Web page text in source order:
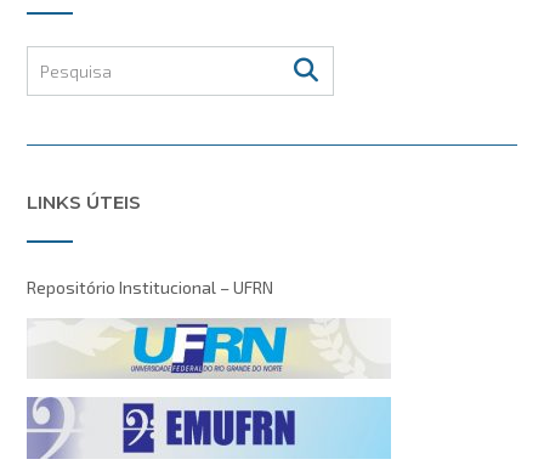
LINKS ÚTEIS
Repositório Institucional – UFRN